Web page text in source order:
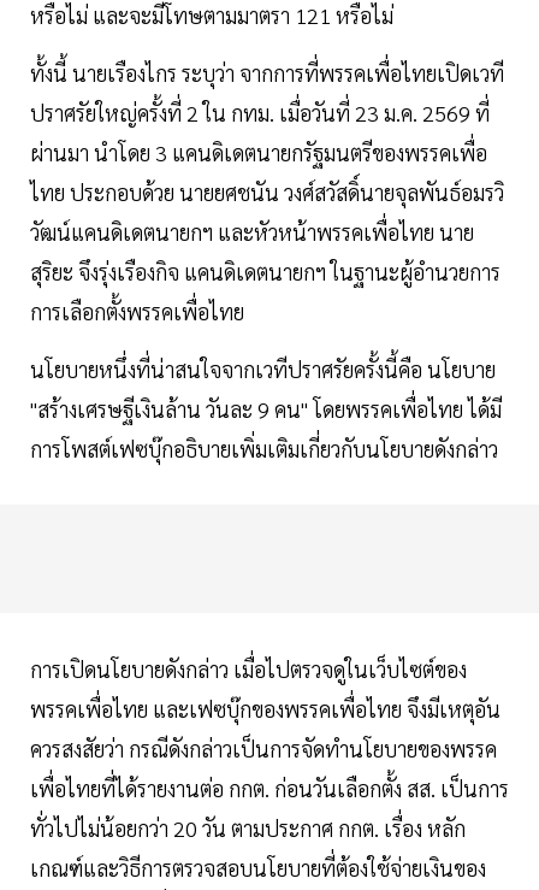
หรือไม่ และจะมีโทษตามมาตรา 121 หรือไม่
ทั้งนี้ นายเรืองไกร ระบุว่า จากการที่พรรคเพื่อไทยเปิดเวที
ปราศรัยใหญ่ครั้งที่ 2 ใน กทม. เมื่อวันที่ 23 ม.ค. 2569 ที่
ผ่านมา นำโดย 3 แคนดิเดตนายกรัฐมนตรีของพรรคเพื่อ
ไทย ประกอบด้วย นายยศชนัน วงศ์สวัสดิ์นายจุลพันธ์อมรวิ
วัฒน์แคนดิเดตนายกฯ และหัวหน้าพรรคเพื่อไทย นาย
สุริยะ จึงรุ่งเรืองกิจ แคนดิเดตนายกฯ ในฐานะผู้อำนวยการ
การเลือกตั้งพรรคเพื่อไทย
นโยบายหนึ่งที่น่าสนใจจากเวทีปราศรัยครั้งนี้คือ นโยบาย
"สร้างเศรษฐีเงินล้าน วันละ 9 คน" โดยพรรคเพื่อไทย ได้มี
การโพสต์เฟซบุ๊กอธิบายเพิ่มเติมเกี่ยวกับนโยบายดังกล่าว
การเปิดนโยบายดังกล่าว เมื่อไปตรวจดูในเว็บไซต์ของ
พรรคเพื่อไทย และเฟซบุ๊กของพรรคเพื่อไทย จึงมีเหตุอัน
ควรสงสัยว่า กรณีดังกล่าวเป็นการจัดทำนโยบายของพรรค
เพื่อไทยที่ได้รายงานต่อ กกต. ก่อนวันเลือกตั้ง สส. เป็นการ
ทั่วไปไม่น้อยกว่า 20 วัน ตามประกาศ กกต. เรื่อง หลัก
เกณฑ์และวิธีการตรวจสอบนโยบายที่ต้องใช้จ่ายเงินของ